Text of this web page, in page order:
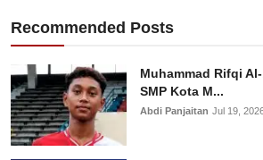
Recommended Posts
Muhammad Rifqi
SMP Kota M...
Abdi Panjaitan Jul 19,